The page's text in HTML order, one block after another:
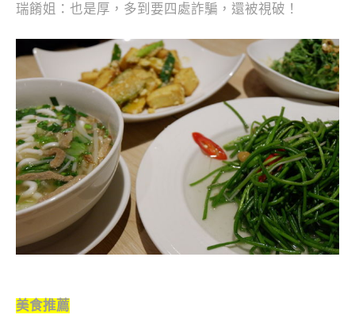
瑞餚姐：也是厚，多到要四處詐騙，還被視破！
美食推薦